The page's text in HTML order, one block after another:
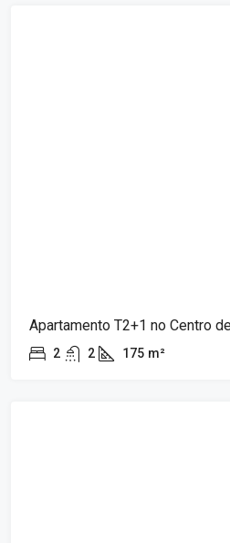
Apartamento T2+1 no Centro
2 2 175 m²